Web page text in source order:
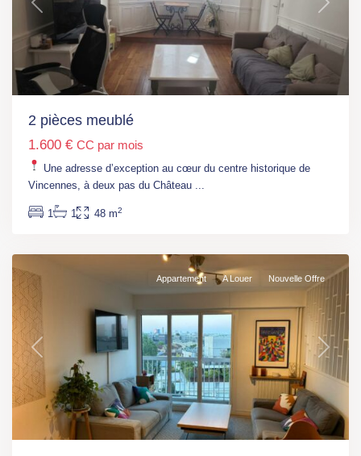
Previous Next
2 pièces meublé
1.600 € CC par mois
Une adresse d’exception au cœur du centre historique de
Vincennes, à deux pas du Château ...
1 1 48 m2
de
France,
Paris,
M°
Formio
(L5),
M°
Nationale
Paris
Previous Next
Appartement A Louer Nouvelle Offre
Ile
France,